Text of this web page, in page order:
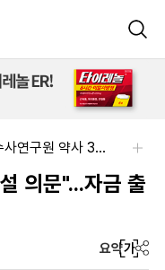
국립과학수사연구원-국립과학수사연구원 약사 3명 채용
의문"...자금 출
요약가